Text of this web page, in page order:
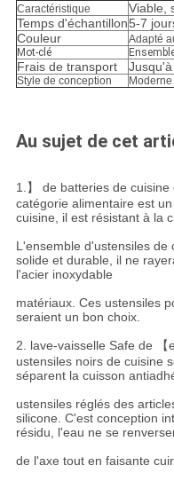
Caractéristique
Viable,
Temps d'échantillon5-7
Couleur
Adapté
Mot-clé
Frais de transport
Style de conception
Au sujet de cet
1.】 de batteries de
catégorie alimentaire est
cuisine, il est résistant à la
L'ensemble d'ustensiles de
solide et durable, il ne
l'acier inoxydable
matériaux. Ces ustensiles
seraient un bon choix.
2. lave-vaisselle Safe de
ustensiles noirs de cuisine
séparent la cuisson
ustensiles réglés des
silicone. C'est conception
résidu, l'eau ne se
de l'axe tout en faisante